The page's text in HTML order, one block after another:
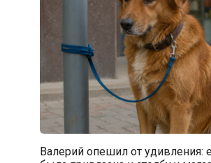
Валерий опешил от удивления: